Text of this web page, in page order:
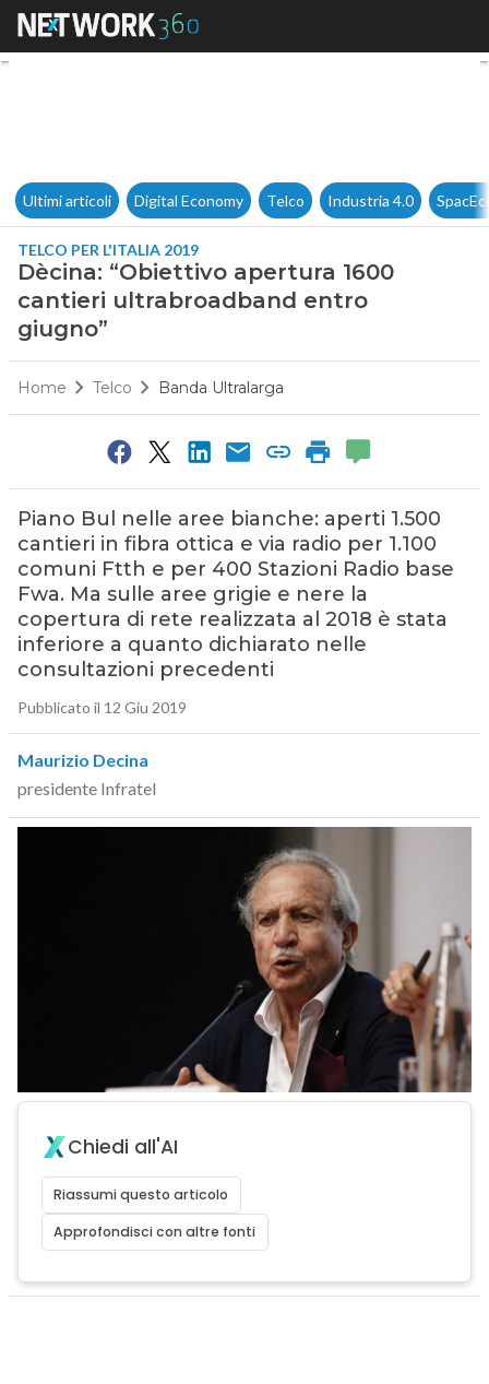
Dècina: “Obiettivo apertura
Ultimi articoli Digital Economy Telco Industria 4.0
TELCO PER L'ITALIA 2019
Dècina: “Obiettivo apertura 1600
cantieri ultrabroadband entro
giugno”
Home Telco Banda Ultralarga
Piano Bul nelle aree bianche: aperti 1.500
cantieri in fibra ottica e via radio per 1.100
comuni Ftth e per 400 Stazioni Radio base
Fwa. Ma sulle aree grigie e nere la
copertura di rete realizzata al 2018 è stata
inferiore a quanto dichiarato nelle
consultazioni precedenti
Pubblicato il 12 Giu 2019
Maurizio Decina
presidente Infratel
Chiedi all'AI
Riassumi questo articolo
Approfondisci con altre fonti